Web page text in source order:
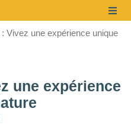
Vivez une expérience unique
une expérience